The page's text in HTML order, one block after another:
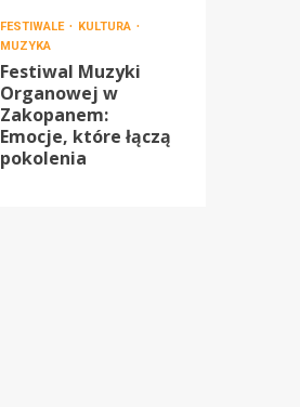
FESTIWALE
KULTURA
MUZYKA
Festiwal Muzyki
Organowej w
Zakopanem:
Emocje, które łączą
pokolenia